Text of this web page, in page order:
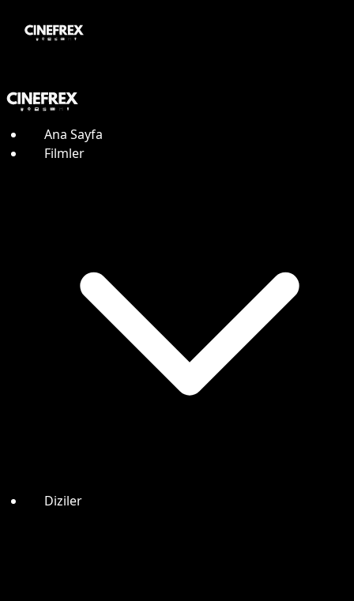
Ana Sayfa
Filmler
Diziler